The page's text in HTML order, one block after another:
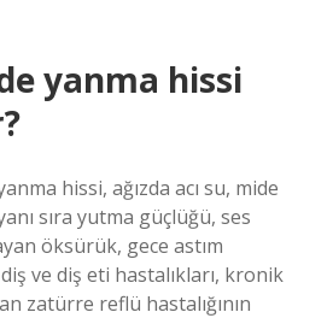
yanma hissi
hissi, ağızda acı su, mide
sıra yutma güçlüğü, ses
öksürük, gece astım
ve diş eti hastalıkları, kronik
zatürre reflü hastalığının